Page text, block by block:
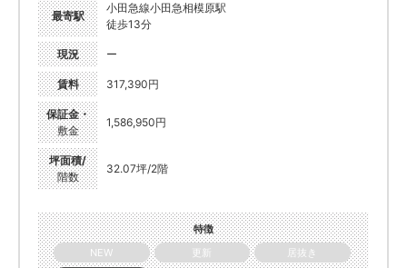
最寄駅
小田急線小田急相模原駅
徒歩13分
現況 ー
賃料 317,390円
保証金・
敷金
1,586,950円
坪面積/
階数
32.07坪/2階
特徴
NEW
更新
居抜き